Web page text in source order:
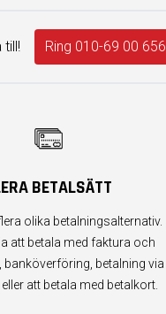
till! Ring 010-69 00 656
BETALSÄTT
olika betalningsalternativ.
att betala med faktura och
banköverföring, betalning via
att betala med betalkort.